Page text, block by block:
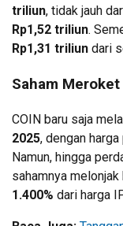
triliun, tidak jauh
Rp1,52 triliun.
Rp1,31 triliun dari
Saham Meroket
COIN baru saja
2025, dengan
Namun, hingga
sahamnya
1.400% dari harga